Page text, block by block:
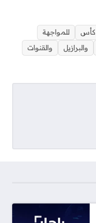
كأس
للمواجهة
والبرازيل والقنوات